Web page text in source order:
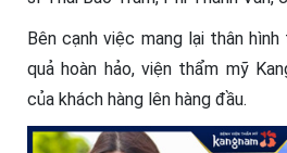
Bên cạnh việc mang lại thân
quả hoàn hảo, viện thẩm mỹ
của khách hàng lên hàng đầu.